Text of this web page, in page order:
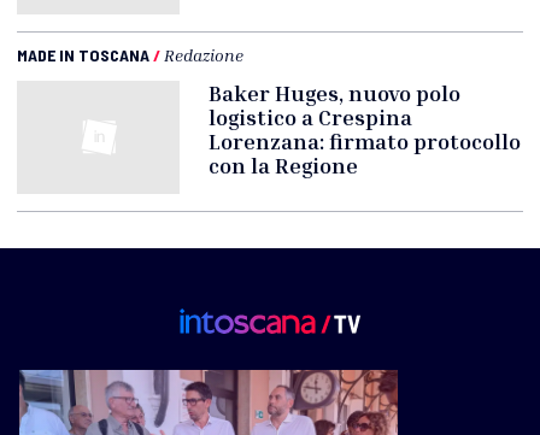
MADE IN TOSCANA/ Redazione
Baker Huges, nuovo polo
logistico a Crespina
Lorenzana: firmato protocollo
con la Regione